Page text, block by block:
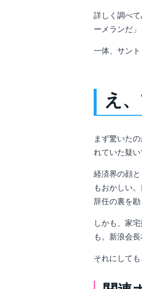
詳しく調べ
ーメランだ
一体、サン
え
まず驚いた
れていた疑い
経済界の顔
もおかしい
辞任の裏を
しかも、家
も。新浪会
それにして